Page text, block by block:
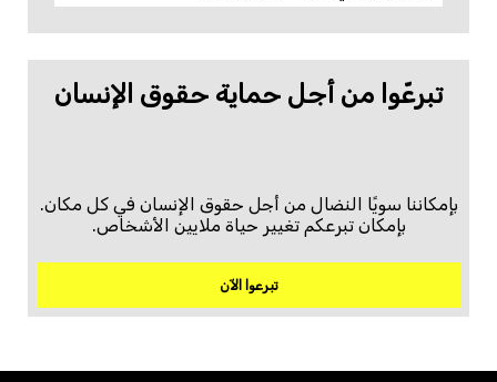
تبرعّوا من أجل حماية حقوق الإنسان
بإمكاننا سويًا النضال من أجل حقوق الإنسان في كل مكان.
بإمكان تبرعكم تغيير حياة ملايين الأشخاص.
تبرعوا الآن